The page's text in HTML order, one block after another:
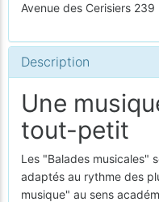
Avenue des Cerisiers
Description
Une
tout-petit
Les "Balades musicales"
adaptés au rythme des
musique" au sens